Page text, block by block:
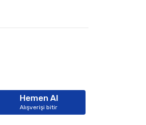
Hemen Al
Alışverişi bitir